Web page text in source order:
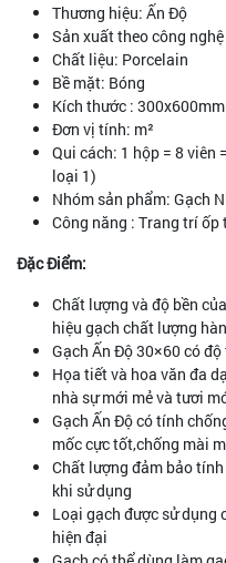
Thương hiệu: Ấn Độ
Sản xuất theo công
Chất liệu: Porcelain
Bề mặt: Bóng
Kích thước : 300x600mm
Đơn vị tính: m²
Qui cách: 1 hộp = 8 viên
loại 1)
Nhóm sản phẩm: Gạch
Công năng : Trang trí ốp
Đặc Điểm:
Chất lượng và độ bền
hiệu gạch chất lượng
Gạch Ấn Độ 30×60 có
Họa tiết và hoa văn đa
nhà sự mới mẻ và tươi
Gạch Ấn Độ có tính
mốc cực tốt,chống mài
Chất lượng đảm bảo
khi sử dụng
Loại gạch được sử dụng
hiện đại